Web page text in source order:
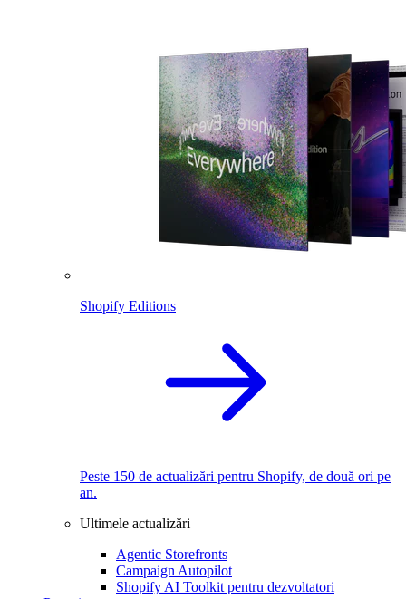
Shopify Editions
Peste 150 de actualizări pentru Shopify, de două ori pe
an.
Ultimele actualizări
Agentic Storefronts
Campaign Autopilot
Shopify AI Toolkit pentru dezvoltatori